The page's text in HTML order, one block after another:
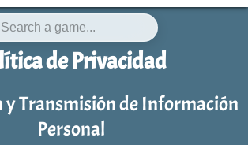
de Privacidad
y Transmisión de Información
Personal